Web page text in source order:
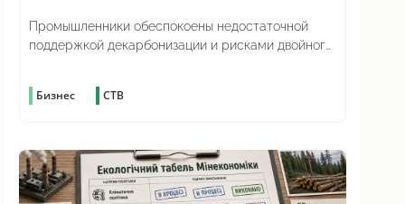
Промышленники обеспокоены недостаточной
поддержкой декарбонизации и рисками двойного
Бизнес СТВ